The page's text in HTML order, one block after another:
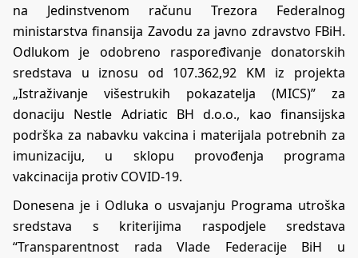
na Jedinstvenom računu Trezora Federalnog
ministarstva finansija Zavodu za javno zdravstvo FBiH.
Odlukom je odobreno raspoređivanje donatorskih
sredstava u iznosu od 107.362,92 KM iz projekta
„Istraživanje višestrukih pokazatelja (MICS)” za
donaciju Nestle Adriatic BH d.o.o., kao finansijska
podrška za nabavku vakcina i materijala potrebnih za
imunizaciju, u sklopu provođenja programa
vakcinacija protiv COVID-19.
Donesena je i Odluka o usvajanju Programa utroška
sredstava s kriterijima raspodjele sredstava
“Transparentnost rada Vlade Federacije BiH u